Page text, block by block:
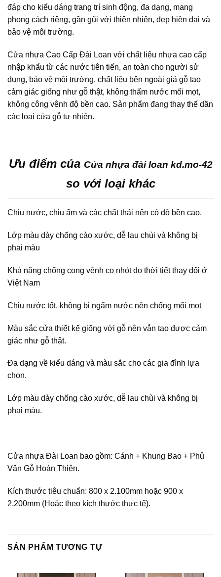
đáp cho kiểu dáng trang trí sinh động, đa dạng, mang
phong cách riêng, gần gũi với thiên nhiên, đẹp hiện đại và
bảo vệ môi trường.
Cửa nhựa Cao Cấp Đài Loan với chất liệu nhựa cao cấp
nhập khẩu từ các nước tiên tiến, an toàn cho người sử
dụng, bảo vệ môi trường, chất liệu bên ngoài giả gỗ tạo
cảm giác giống như gỗ thật, không thấm nước mối mọt,
không công vênh độ bền cao. Sản phẩm đang thay thế dần
các loại cửa gỗ tự nhiên.
Ưu điểm của Cửa nhựa đài loan kd.mo-42
so với loại khác
Chịu nước, chịu ẩm và các chất thải nên có độ bền cao.
Lớp màu dày chống cào xước, dễ lau chùi và không bị
phai màu
Khả năng chống cong vênh co nhót do thời tiết thay đổi ở
Việt Nam
Chịu nước tốt, không bị ngấm nước nên chống mối mọt
Màu sắc cửa thiết kế giống với gỗ nên vẫn tạo được cảm
giác như gỗ thật.
Đa dạng về kiểu dáng và màu sắc cho các gia đình lựa
chọn.
Lớp màu dày chống cào xước, dễ lau chùi và không bị
phai màu.
Cửa nhựa Đài Loan bao gồm: Cánh + Khung Bao + Phủ
Vân Gỗ Hoàn Thiện.
Kích thước tiêu chuẩn: 800 x 2.100mm hoặc 900 x
2.200mm (Hoặc theo kích thước thực tế).
SẢN PHẨM TƯƠNG TỰ